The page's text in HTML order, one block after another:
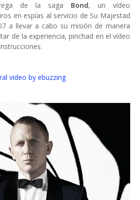
de la saga Bond, un vídeo
en espías al servicio de Su Majestad
a llevar a cabo su misión de manera
de la experiencia, pinchad en el vídeo
video by ebuzzing